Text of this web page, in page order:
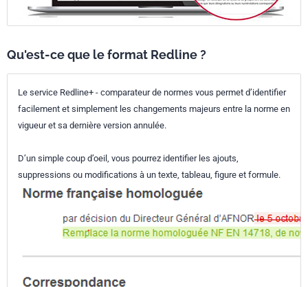
Qu'est-ce que le format Redline ?
Le service Redline+ - comparateur de normes vous permet d’identifier
facilement et simplement les changements majeurs entre la norme en
vigueur et sa dernière version annulée.
D’un simple coup d’oeil, vous pourrez identifier les ajouts,
suppressions ou modifications à un texte, tableau, figure et formule.